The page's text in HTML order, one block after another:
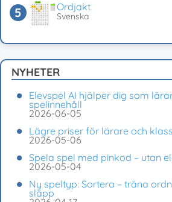
Ordjakt
Svenska
NYHETER
Elevspel AI hjälper dig som
spelinnehåll
2026-06-05
Lägre priser för lärare och
2026-05-06
Spela spel med pinkod – utan
2026-05-04
Ny speltyp: Sortera – träna
släpp